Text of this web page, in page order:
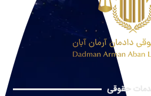
خدمات حقوقی